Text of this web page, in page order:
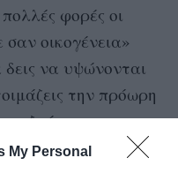
My Personal
φορές οι
οικογένεια»
δεις να υψώνονται
την πρόωρη
ζωές των
Πολλές
Όταν, όμως,